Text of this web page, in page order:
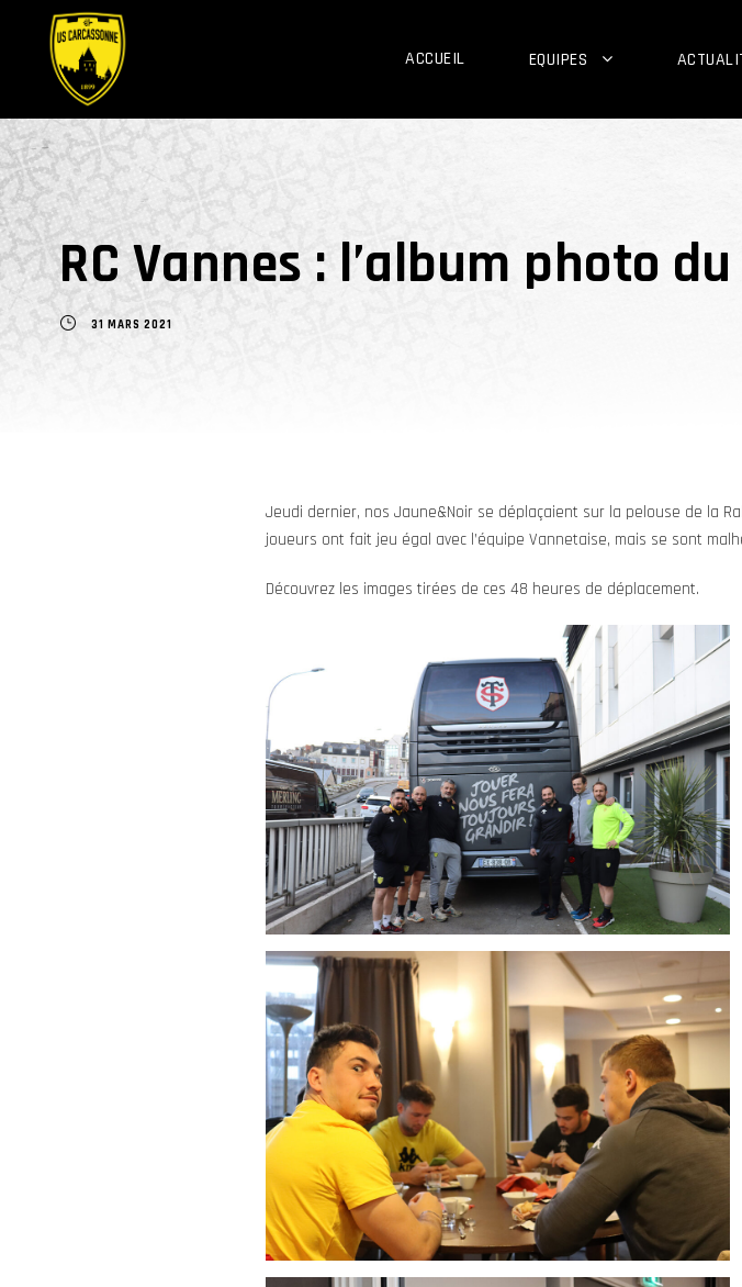
ACCUEIL EQUIPES
RC Vannes : l’album photo
31 MARS 2021
Jeudi dernier, nos Jaune&Noir se déplaçaient sur la pelouse de la
joueurs ont fait jeu égal avec l’équipe Vannetaise, mais se sont
Découvrez les images tirées de ces 48 heures de déplacement.